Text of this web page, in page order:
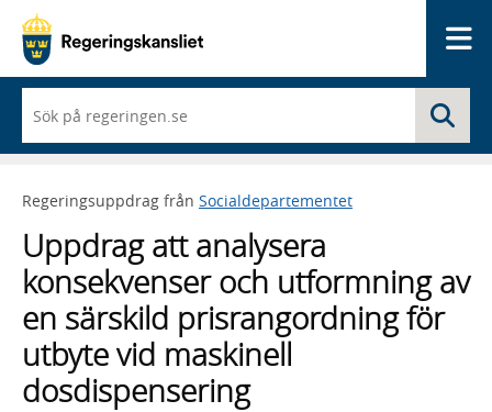
du
börjar
skriva
framträder
lista
med
sökförslag
Regeringsuppdrag från Socialdepartementet
Uppdrag att analysera
konsekvenser och utformning av
en särskild prisrangordning för
utbyte vid maskinell
dosdispensering